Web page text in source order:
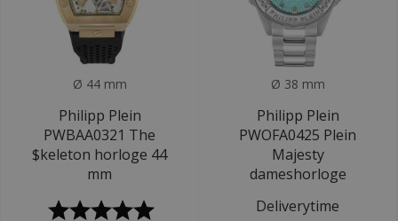
Ø 44 mm
Philipp Plein
PWBAA0321 The
$keleton horloge 44
mm
Ø 38 mm
Philipp Plein
PWOFA0425 Plein
Majesty
dameshorloge
Deliverytime